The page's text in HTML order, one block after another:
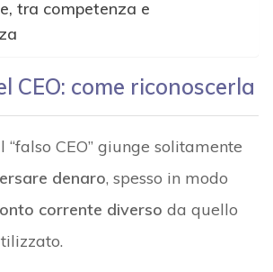
tra competenza e
CEO: come riconoscerla
“falso CEO” giunge solitamente
denaro, spesso in modo
corrente diverso da quello